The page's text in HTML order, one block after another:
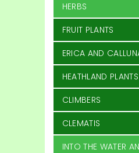
HERBS
FRUIT PLANTS
ERICA AND
HEATHLAND PLANTS
CLIMBERS
CLEMATIS
INTO THE WATER